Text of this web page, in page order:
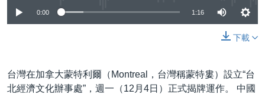
美國透視
0:00 1:16
下載
台灣在加拿大蒙特利爾（Montreal，台灣稱蒙特婁）設立“台
北經濟文化辦事處”，週一（12月4日）正式揭牌運作。 中國